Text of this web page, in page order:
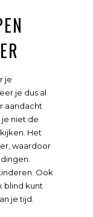
je
je dus al
aandacht
niet de
Het
waardoor
Ook
blind kunt
je tijd.